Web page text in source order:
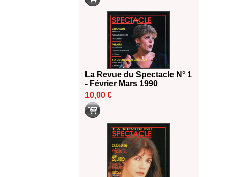
La Revue du Spectacle N° 1
- Février Mars 1990
10,00 €